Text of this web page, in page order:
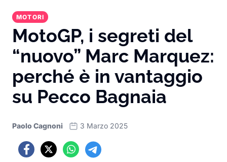
MOTORI
MotoGP, i segreti del
“nuovo” Marc Marquez:
perché è in vantaggio
su Pecco Bagnaia
Paolo Cagnoni 3 Marzo 2025